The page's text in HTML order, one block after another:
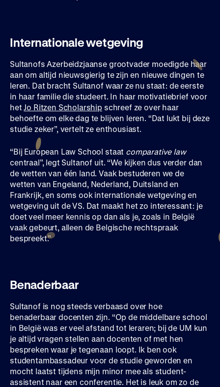
Internationale wetgeving
Sultanofs Azerbeidzjaanse grootvader moedigde haar
aan om altijd nieuwsgierig te zijn en nieuwe dingen te
leren. Dat bracht Sultanof waar ze nu staat: de eerste
in haar familie die studeert. In haar motivatiebrief voor
het Jo Ritzen Scholarship schreef ze over haar
behoefte om elke dag te blijven leren. “Dat lukt bij deze
studie zeker”, vertelt ze enthousiast.
“Bij European Law School staat comparative law
centraal”, legt Sultanof uit. “We kijken dus verder dan
de wetten van één land. Vaak bestuderen we de
wetten van Engeland, Nederland, Duitsland en
Frankrijk, en soms ook internationale wetgeving en
wetgeving uit de VS. Dat maakt het zo interessant: je
doet veel meer kennis op dan als je, zoals in België
vaak gebeurt, alleen de Belgische rechtspraak
bespreekt.”
Benaderbaar
Sultanof is nog steeds verbaasd over hoe
benaderbaar docenten zijn. “Op de middelbare school
in België was er veel afstand tot leraren; bij de UM kun
je altijd vragen stellen aan docenten of met hen
bespreken waar je tegenaan loopt. Ik ben ook
studentambassadeur voor de studie geworden en
mocht laatst tijdens mijn minor mee als student-
assistent naar een conferentie. Het is leuk om zo de